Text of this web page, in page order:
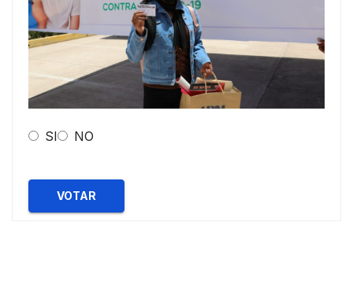
SI NO
VOTAR